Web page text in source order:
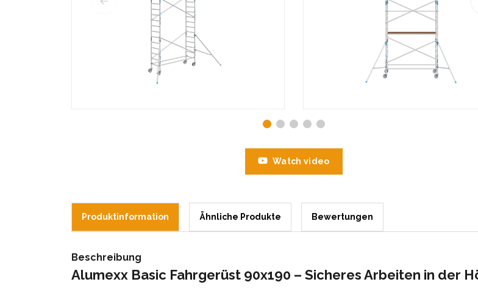
Watch video
Produktinformation Ähnliche Produkte Bewertungen
Beschreibung
Alumexx Basic Fahrgerüst 90x190 – Sicheres Arbeiten in der